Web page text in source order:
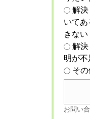
解
いて
きない
解
明が
そ
お問い